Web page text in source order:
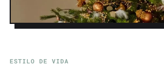
ESTILO DE VIDA